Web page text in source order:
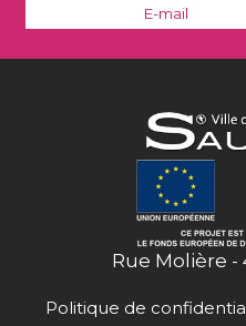
Rue Molière
Politique de